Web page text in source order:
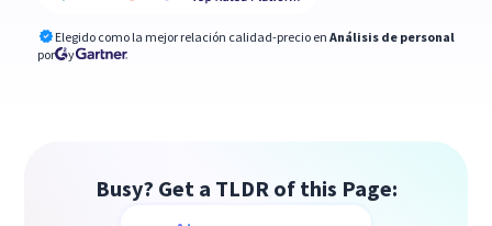
Elegido como la mejor relación calidad-precio en Análisis de personal
por
y
Busy? Get a TLDR of this Page: